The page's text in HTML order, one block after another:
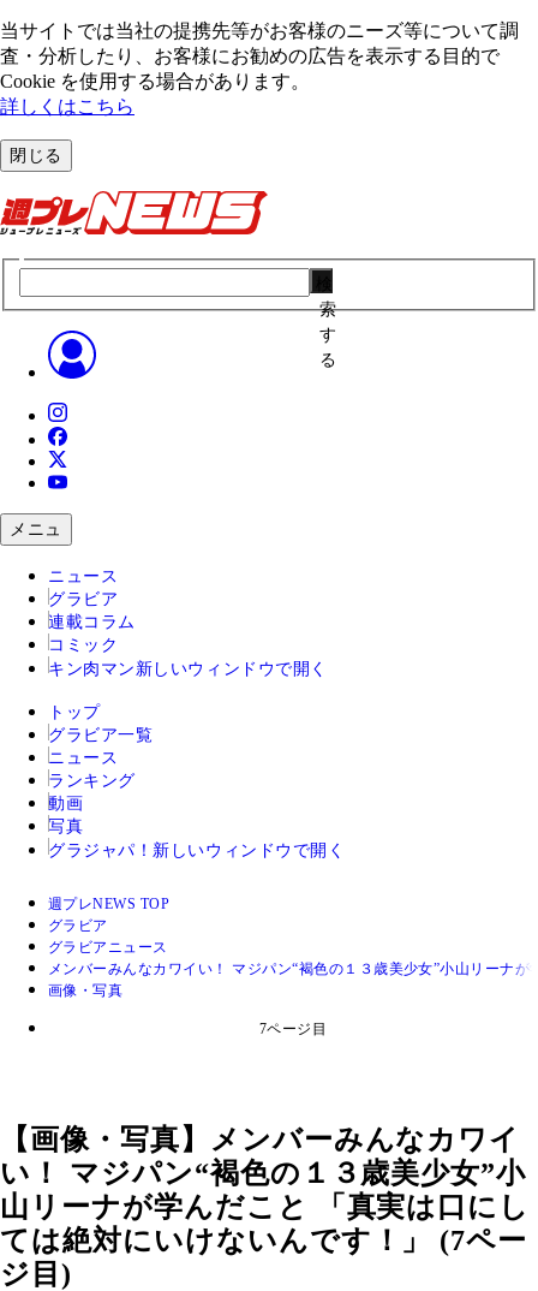
当サイトでは当社の提携先等がお客様のニーズ等について調
査・分析したり、お客様にお勧めの広告を表⽰する⽬的で
Cookie を使⽤する場合があります。
詳しくはこちら
閉じる
索
す
る
メニュ
ニュース
グラビア
連載コラム
コミック
キン肉マン 新しいウィンドウで開く
トップ
グラビア一覧
ニュース
ランキング
動画
写真
グラジャパ！ 新しいウィンドウで開く
週プレNEWS TOP
グラビア
グラビアニュース
メンバーみんなカワイい！ マジパン“褐色の１３歳美少女”小山リーナ
画像・写真
7ページ目
【画像・写真】メンバーみんなカワイ
い！ マジパン“褐色の１３歳美少女”小
山リーナが学んだこと 「真実は口にし
ては絶対にいけないんです！」 (7ペー
ジ目)